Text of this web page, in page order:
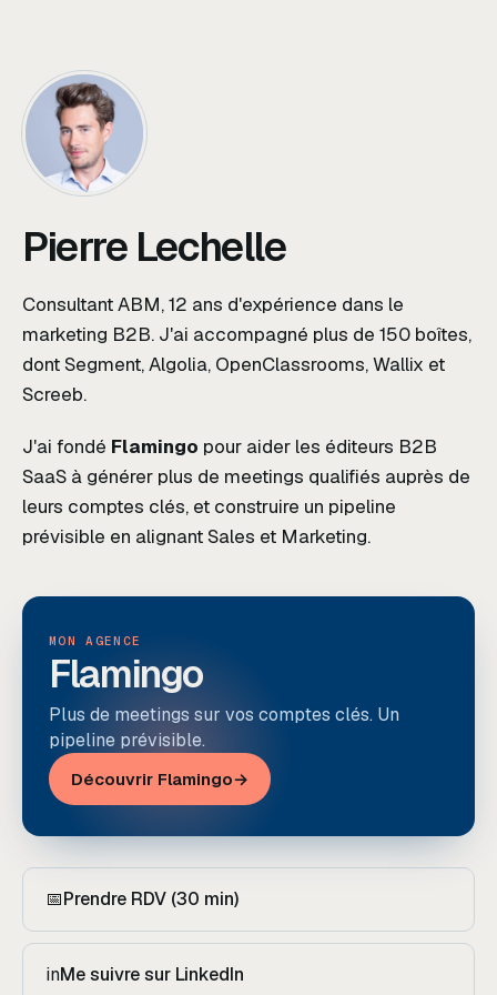
Pierre Lechelle
Consultant ABM, 12 ans d'expérience dans le
marketing B2B. J'ai accompagné plus de 150 boîtes,
dont Segment, Algolia, OpenClassrooms, Wallix et
Screeb.
J'ai fondé Flamingo pour aider les éditeurs B2B
SaaS à générer plus de meetings qualifiés auprès de
leurs comptes clés, et construire un pipeline
prévisible en alignant Sales et Marketing.
MON AGENCE
Flamingo
Plus de meetings sur vos comptes clés. Un
pipeline prévisible.
Découvrir Flamingo→
📅Prendre RDV (30 min)
inMe suivre sur LinkedIn